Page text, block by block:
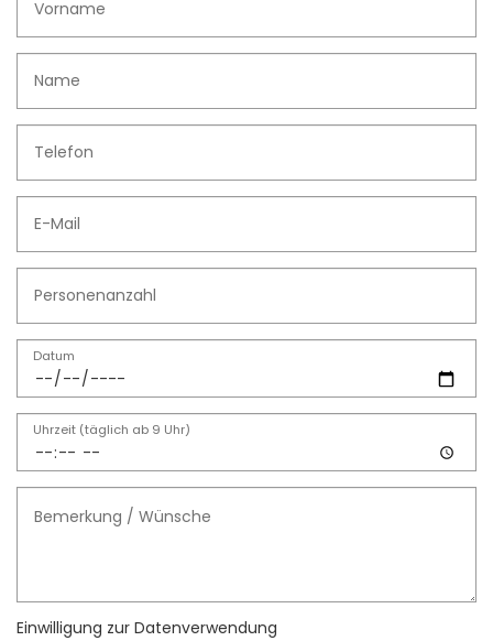
Datum
Uhrzeit (täglich ab 9 Uhr)
Einwilligung zur Datenverwendung